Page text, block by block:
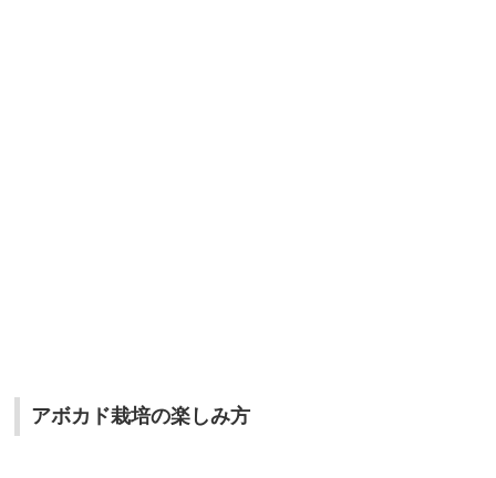
アボカド栽培の楽しみ方